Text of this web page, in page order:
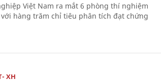
Việt Nam ra mắt 6 phòng thí nghiệm
với hàng trăm chỉ tiêu phân tích đạt chứng
XH